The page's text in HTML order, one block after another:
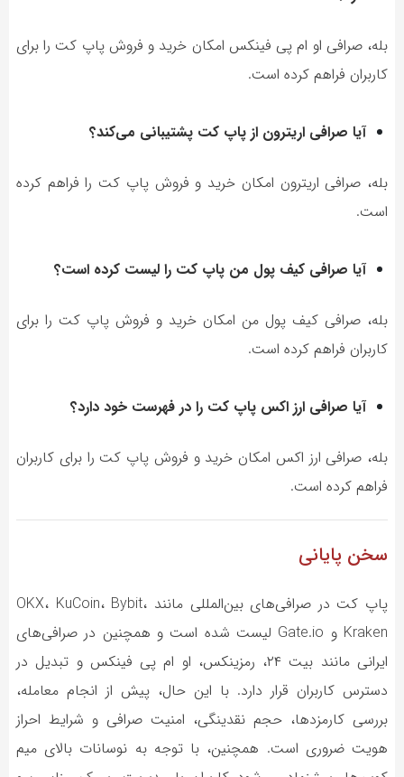
بله، صرافی او ام پی فینکس امکان خرید و فروش پاپ کت را برای
کاربران فراهم کرده است.
آیا صرافی اریترون از پاپ کت پشتیبانی می‌کند؟
بله، صرافی اریترون امکان خرید و فروش پاپ کت را فراهم کرده
است.
آیا صرافی کیف پول من پاپ کت را لیست کرده است؟
بله، صرافی کیف پول من امکان خرید و فروش پاپ کت را برای
کاربران فراهم کرده است.
آیا صرافی ارز اکس پاپ کت را در فهرست خود دارد؟
بله، صرافی ارز اکس امکان خرید و فروش پاپ کت را برای کاربران
فراهم کرده است.
سخن پایانی
پاپ کت در صرافی‌های بین‌المللی مانند OKX، KuCoin، Bybit،
Kraken و Gate.io لیست شده است و همچنین در صرافی‌های
ایرانی مانند بیت ۲۴، رمزینکس، او ام پی فینکس و تبدیل در
دسترس کاربران قرار دارد. با این حال، پیش از انجام معامله،
بررسی کارمزدها، حجم نقدینگی، امنیت صرافی و شرایط احراز
هویت ضروری است. همچنین، با توجه به نوسانات بالای میم